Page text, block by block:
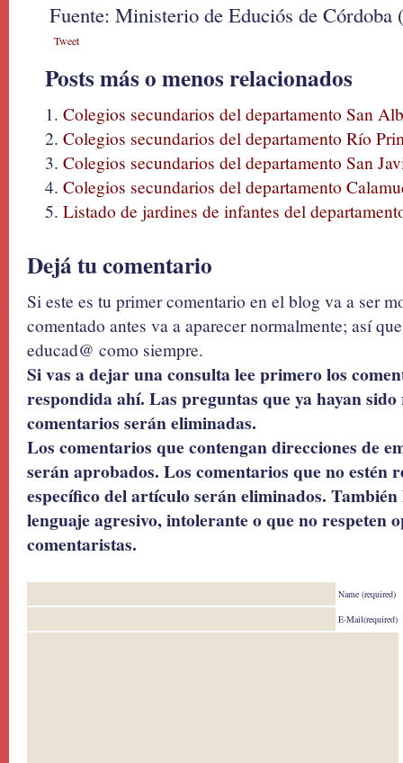
Fuente: Ministerio de Educiós de Córdoba
Tweet
Posts más o menos relacionados
Colegios secundarios del departamento San
Colegios secundarios del departamento Río
Colegios secundarios del departamento San
Colegios secundarios del departamento
Listado de jardines de infantes del
Dejá tu comentario
Si este es tu primer comentario en el blog va a ser
comentado antes va a aparecer normalmente; así
educad@ como siempre.
Si vas a dejar una consulta lee primero los
respondida ahí. Las preguntas que ya hayan
comentarios serán eliminadas.
Los comentarios que contengan direcciones de
serán aprobados. Los comentarios que no estén
específico del artículo serán eliminados.
lenguaje agresivo, intolerante o que no respeten
comentaristas.
Name (required)
E-Mail(required)